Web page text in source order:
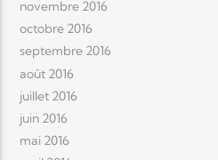
novembre 2016
octobre 2016
septembre 2016
août 2016
juillet 2016
juin 2016
mai 2016